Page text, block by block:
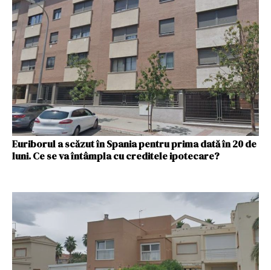
Euriborul a scăzut în Spania pentru prima dată în 20 de
luni. Ce se va întâmpla cu creditele ipotecare?